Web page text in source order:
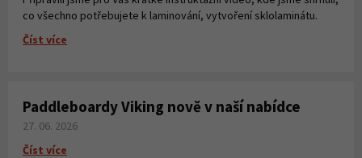
co všechno potřebujete k laminování, vytvoření sklolaminátu.
Číst více
Paddleboardy Viking nově v naší nabídce
27. 06. 2026
Číst více